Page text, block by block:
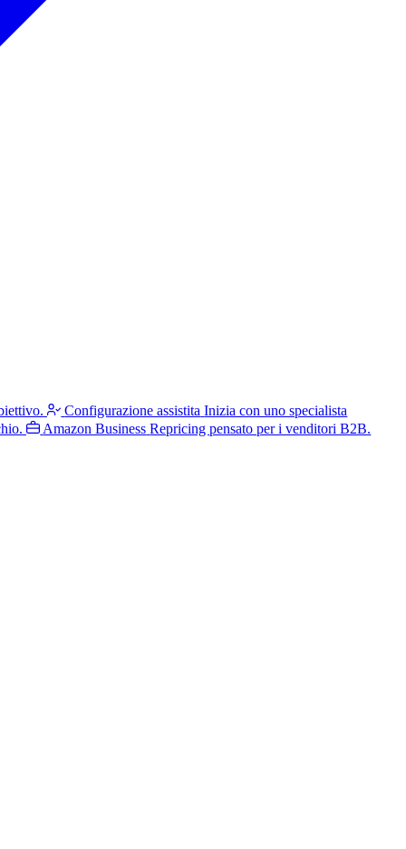
Configurazione assistita Inizia con uno specialista
Amazon Business Repricing pensato per i venditori B2B.